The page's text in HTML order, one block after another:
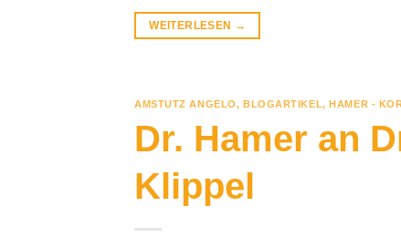
WEITERLESEN →
AMSTUTZ ANGELO, BLOGARTIKEL, HAMER -
Dr. Hamer an
Klippel